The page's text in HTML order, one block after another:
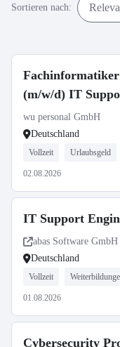
Sortieren nach:
(m/w/d) IT
wu personal GmbH
Deutschland
Vollzeit Urlaubsgeld
02.08.2026
IT Support
abas Software GmbH
Deutschland
Vollzeit
01.08.2026
Cybersecurity